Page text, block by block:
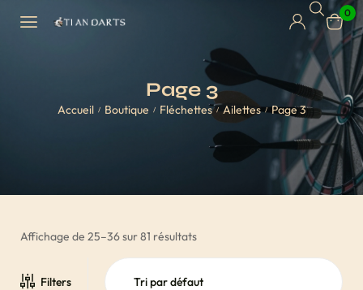
0
Page 3
Accueil / Boutique / Fléchettes / Ailettes / Page 3
Affichage de 25–36 sur 81 résultats
Filters